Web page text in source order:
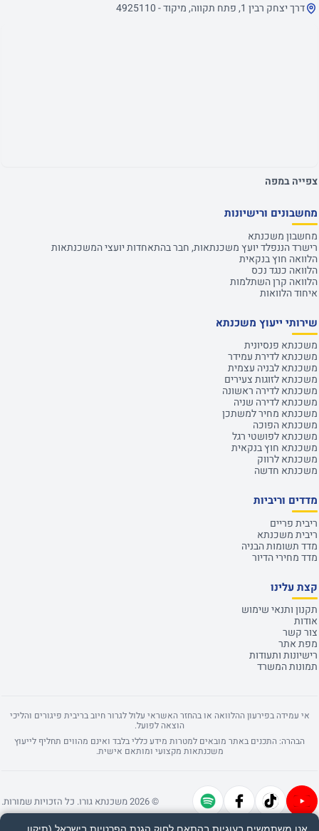
דרך יצחק רבין 1, פתח תקווה, מיקוד - 4925110
צפייה במפה
מחשבונים ורישיונות
מחשבון משכנתא
רישרד הננפלד יועץ משכנתאות, חבר בהתאחדות יועצי המשכנתאות
הלוואה חוץ בנקאית
הלוואה כנגד נכס
הלוואה קרן השתלמות
איחוד הלוואות
שירותי ייעוץ משכנתא
משכנתא פנסיונית
משכנתא לדירת עמידר
משכנתא לבניה עצמית
משכנתא לזוגות צעירים
משכנתא לדירה ראשונה
משכנתא לדירה שניה
משכנתא מחיר למשתכן
משכנתא הפוכה
משכנתא לפושטי רגל
משכנתא חוץ בנקאית
משכנתא לרווק
משכנתא חדשה
מדדים וריביות
ריבית פריים
ריבית משכנתא
מדד תשומות הבניה
מדד מחירי הדיור
קצת עלינו
תקנון ותנאי שימוש
אודות
צור קשר
מפת אתר
רישיונות ותעודות
תמונות המשרד
אי עמידה בפירעון ההלוואה או בהחזר האשראי עלול לגרור חיוב בריבית פיגורים והליכי
הוצאה לפועל.
הבהרה: התכנים באתר מובאים למטרות מידע כללי בלבד ואינם מהווים תחליף לייעוץ
משכנתאות מקצועי ומותאם אישית.
© 2026 משכנתא גורו. כל הזכויות שמורות.